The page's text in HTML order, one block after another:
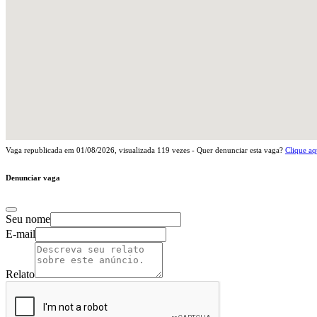
Vaga republicada em 01/08/2026 , visualizada 119 vezes - Quer denunciar esta vaga? Clique
Denunciar vaga
Seu nome
E-mail
Relato